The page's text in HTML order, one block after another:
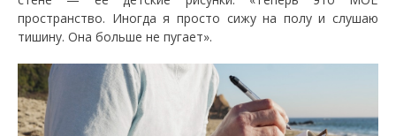
пространство. Иногда я просто сижу на полу и слушаю
тишину. Она больше не пугает».